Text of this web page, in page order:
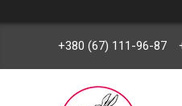
+380 (67) 111-96-87